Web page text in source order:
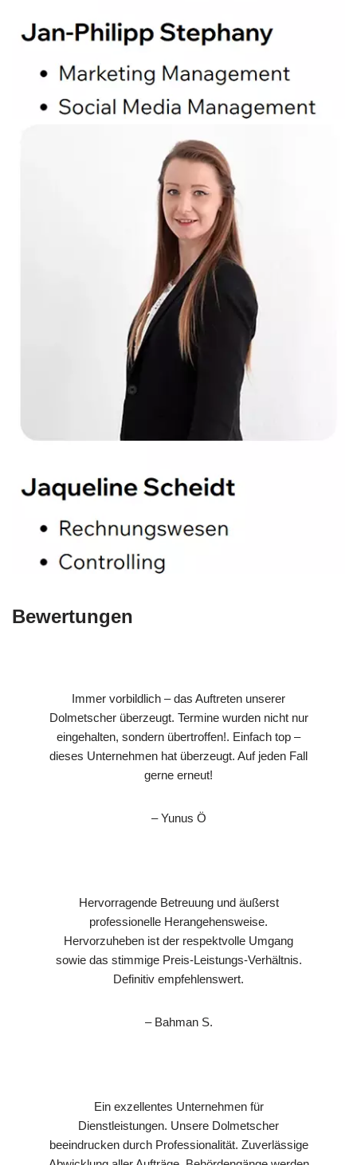
Bewertungen
Immer vorbildlich – das Auftreten unserer
Dolmetscher überzeugt. Termine wurden nicht nur
eingehalten, sondern übertroffen!. Einfach top –
dieses Unternehmen hat überzeugt. Auf jeden Fall
gerne erneut!
– Yunus Ö
Hervorragende Betreuung und äußerst
professionelle Herangehensweise.
Hervorzuheben ist der respektvolle Umgang
sowie das stimmige Preis-Leistungs-Verhältnis.
Definitiv empfehlenswert.
– Bahman S.
Ein exzellentes Unternehmen für
Dienstleistungen. Unsere Dolmetscher
beeindrucken durch Professionalität. Zuverlässige